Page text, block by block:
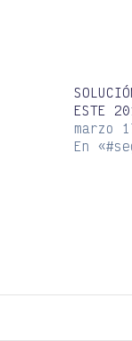
ESTE
marzo
En